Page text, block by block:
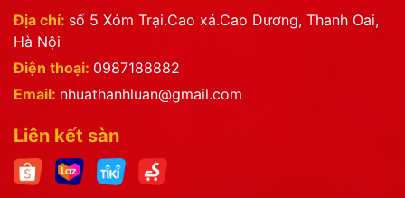
Địa chỉ: số 5 Xóm Trại.Cao xá.Cao Dương, Thanh Oai,
Hà Nội
Điện thoại: 0987188882
Email: nhuathanhluan@gmail.com
Liên kết sàn